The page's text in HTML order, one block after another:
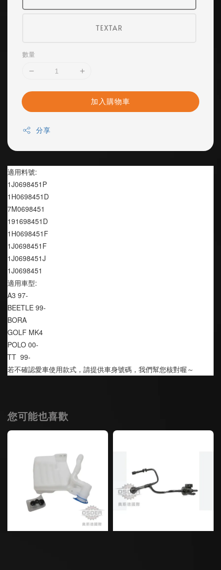
TEXTAR
數量
加入購物車
分享
適用料號:
1J0698451P
1H0698451D
7M0698451
191698451D
1H0698451F
1J0698451F
1J0698451J
1J0698451
適用車型:
A3 97-
BEETLE 99-
BORA
GOLF MK4
POLO 00-
TT  99-
若不確認愛車使用款式，請提供車身號碼，我們幫您核對喔～
您可能也喜歡